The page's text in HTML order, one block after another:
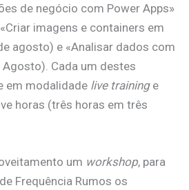
de negócio com Power Apps»
imagens e containers em
agosto) e «Analisar dados com
Agosto). Cada um destes
em modalidade live traininge
horas (três horas em três
um workshop, para
Frequência Rumos os